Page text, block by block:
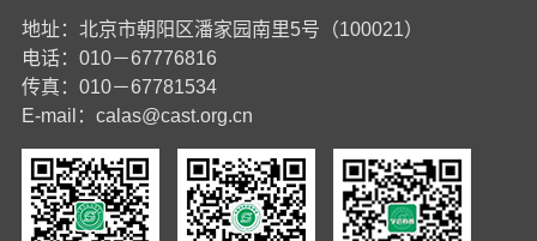
地址：北京市朝阳区潘家园南里5号（100021）
电话：010－67776816
传真：010－67781534
E-mail： calas@cast.org.cn